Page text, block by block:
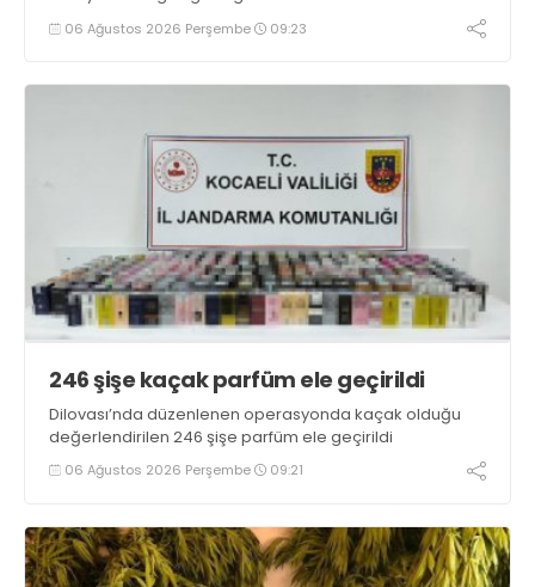
06 Ağustos 2026 Perşembe 09:23
246 şişe kaçak parfüm ele geçirildi
Dilovası’nda düzenlenen operasyonda kaçak olduğu
değerlendirilen 246 şişe parfüm ele geçirildi
06 Ağustos 2026 Perşembe 09:21